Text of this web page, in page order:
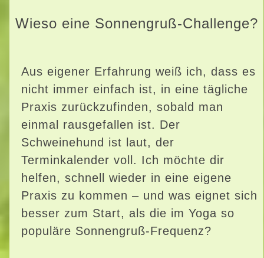
Wieso eine Sonnengruß-Challenge?
Aus eigener Erfahrung weiß ich, dass es
nicht immer einfach ist, in eine tägliche
Praxis zurückzufinden, sobald man
einmal rausgefallen ist. Der
Schweinehund ist laut, der
Terminkalender voll. Ich möchte dir
helfen, schnell wieder in eine eigene
Praxis zu kommen – und was eignet sich
besser zum Start, als die im Yoga so
populäre Sonnengruß-Frequenz?